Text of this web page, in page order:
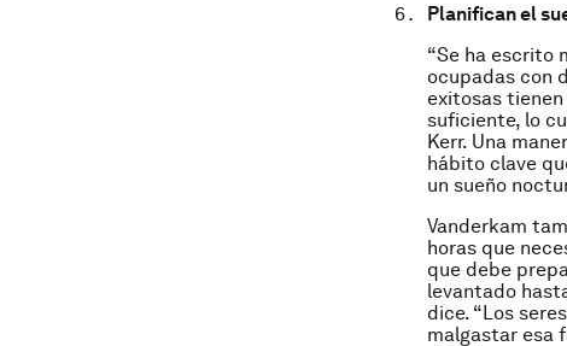
Planifican el
“Se ha escrito
ocupadas con
exitosas
suficiente, lo
Kerr. Una
hábito clave
un sueño
Vanderkam
horas que
que debe
levantado
dice. “Los
malgastar esa